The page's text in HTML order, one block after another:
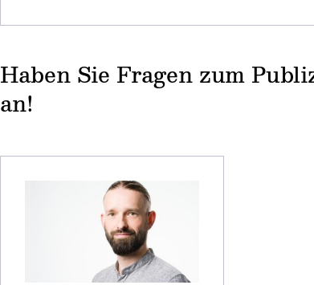
Haben Sie Fragen zum
an!